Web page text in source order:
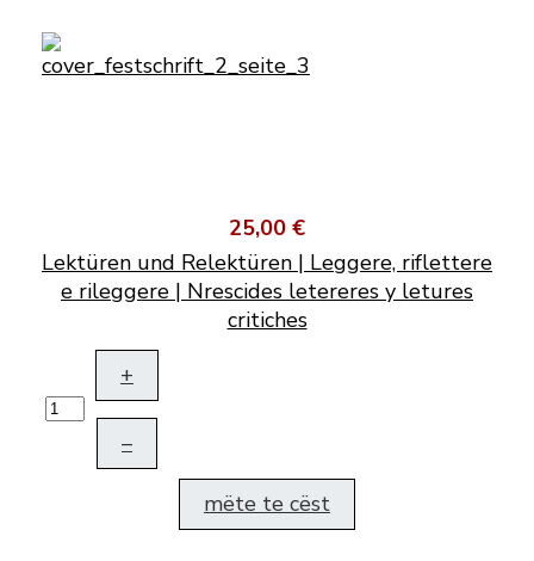
25,00 €
Lektüren und Relektüren | Leggere, riflettere
e rileggere | Nrescides letereres y letures
critiches
+
–
mëte te cëst